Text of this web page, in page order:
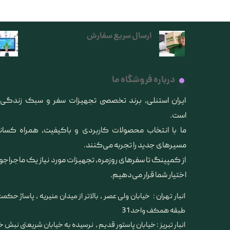
ارسال سریع سفارش
درباره فروشگاه ما
​ایران استنلی، برند تخصصی تجهیزات سفر و سبک
است.
ما با انتخاب محصولات کاربردی و باکیفیت، همراه
مسیرهای جدید را تجربه می‌کنند.
از کمپینگ تا سفرهای روزمره، تجهیزات مورد نیاز یک
اختیار شما قرار می‌دهیم.
انبار تهران : خیابان ولی عصر ، بالاتر از میدان منیریه ، پاساژ
طبقه همکف واحد 31
​​​​​​​انبار تبریز : خیابان پاستور قدیم ، نرسیده به خیابان شریعتی نبش